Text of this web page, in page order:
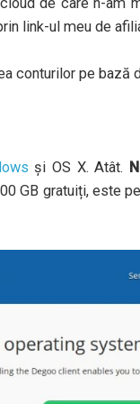
link-ul meu de
conturilor pe bază
și OS X. Atât.
GB gratuiți, este